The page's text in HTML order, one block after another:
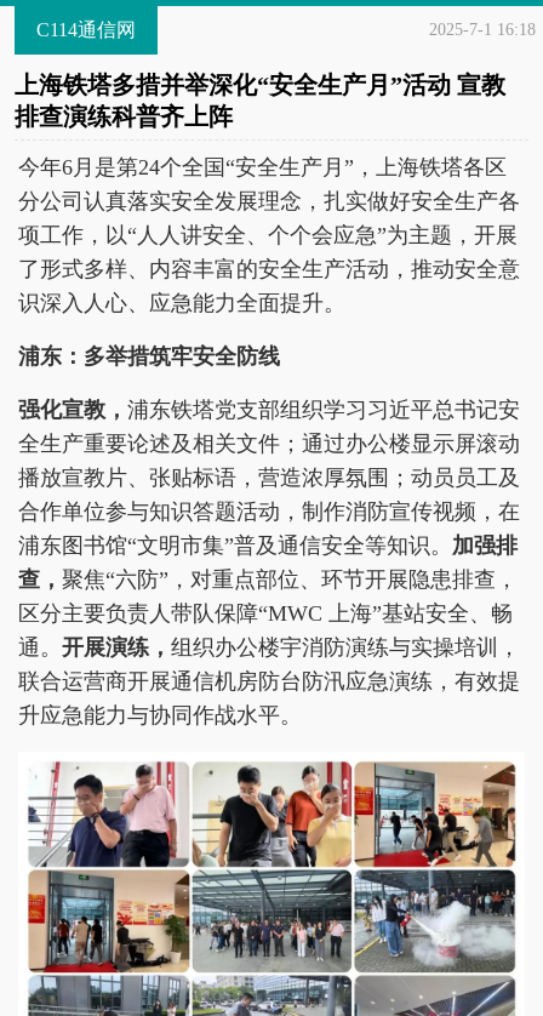
C114通信网 2025-7-1 16:18
上海铁塔多措并举深化“安全生产月”活动 宣教
排查演练科普齐上阵
今年6月是第24个全国“安全生产月”，上海铁塔各区
分公司认真落实安全发展理念，扎实做好安全生产各
项工作，以“人人讲安全、个个会应急”为主题，开展
了形式多样、内容丰富的安全生产活动，推动安全意
识深入人心、应急能力全面提升。
浦东：多举措筑牢安全防线
强化宣教， 浦东铁塔党支部组织学习习近平总书记安
全生产重要论述及相关文件；通过办公楼显示屏滚动
播放宣教片、张贴标语，营造浓厚氛围；动员员工及
合作单位参与知识答题活动，制作消防宣传视频，在
浦东图书馆“文明市集”普及通信安全等知识。 加强排
查， 聚焦“六防”，对重点部位、环节开展隐患排查，
区分主要负责人带队保障“MWC 上海”基站安全、畅
通。 开展演练， 组织办公楼宇消防演练与实操培训，
联合运营商开展通信机房防台防汛应急演练，有效提
升应急能力与协同作战水平。